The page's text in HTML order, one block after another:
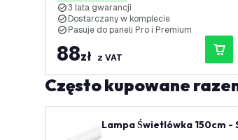
3 lata gwarancji
Dostarczany w komplecie
Pasuje do paneli Pro i Premium
88zł z VAT
Często kupowane
Lampa Świetlówka 150cm - Samsung LED - IP65 - 48W - 130 lm/W - 4000K - Możliwość podłączenia - 5 lat gwara